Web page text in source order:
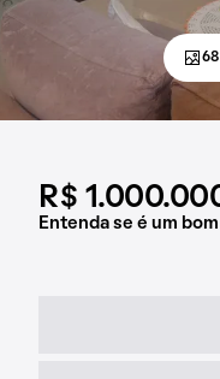
R$
Entenda se é um